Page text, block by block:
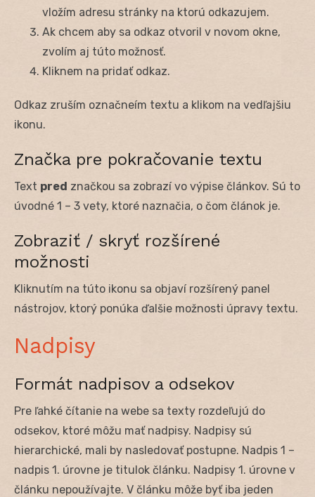
vložím adresu stránky na ktorú odkazujem.
Ak chcem aby sa odkaz otvoril v novom okne,
zvolím aj túto možnosť.
Kliknem na pridať odkaz.
Odkaz zruším označneím textu a klikom na vedľajšiu
ikonu.
Značka pre pokračovanie textu
Text pred značkou sa zobrazí vo výpise článkov. Sú to
úvodné 1 – 3 vety, ktoré naznačia, o čom článok je.
Zobraziť / skryť rozšírené
možnosti
Kliknutím na túto ikonu sa objaví rozšírený panel
nástrojov, ktorý ponúka ďalšie možnosti úpravy textu.
Nadpisy
Formát nadpisov a odsekov
Pre ľahké čítanie na webe sa texty rozdeľujú do
odsekov, ktoré môžu mať nadpisy. Nadpisy sú
hierarchické, mali by nasledovať postupne. Nadpis 1 –
nadpis 1. úrovne je titulok článku. Nadpisy 1. úrovne v
článku nepoužívajte. V článku môže byť iba jeden